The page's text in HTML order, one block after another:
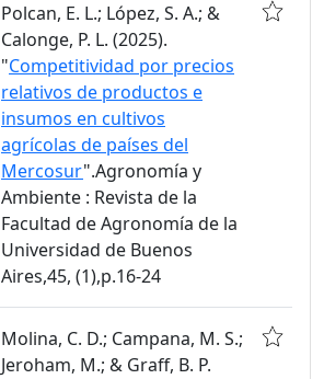
Polcan, E. L.; López, S. A.; &
Calonge, P. L. (2025).
"Competitividad por precios
relativos de productos e
insumos en cultivos
agrícolas de países del
Mercosur".Agronomía y
Ambiente : Revista de la
Facultad de Agronomía de la
Universidad de Buenos
Aires,45, (1),p.16-24
Molina, C. D.; Campana, M. S.;
Jeroham, M.; & Graff, B. P.